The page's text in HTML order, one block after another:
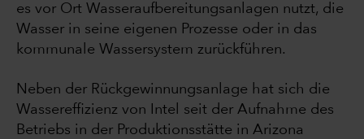
es vor Ort Wasseraufbereitungsanlagen nutzt, die
Wasser in seine eigenen Prozesse oder in das
kommunale Wassersystem zurückführen.
Neben der Rückgewinnungsanlage hat sich die
Wassereffizienz von Intel seit der Aufnahme des
Betriebs in der Produktionsstätte in Arizona